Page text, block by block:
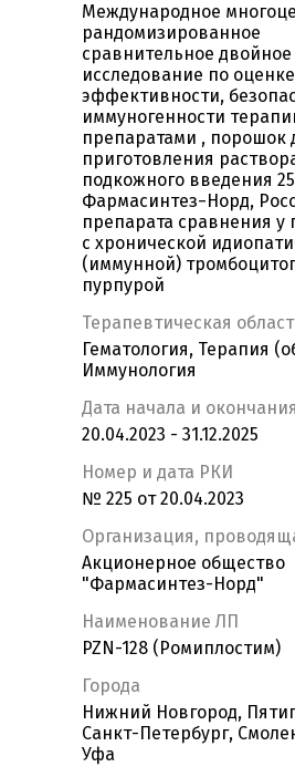
Международное
рандомизированное
сравнительное двойное
исследование по оценке
эффективности,
иммуногенности
препаратами , порошок
приготовления
подкожного введения
Фармасинтез−Норд,
препарата сравнения у
с хронической
(иммунной)
пурпурой
Терапевтическая
Гематология, Терапия
Иммунология
Дата начала и
20.04.2023 - 31.12.2025
Номер и дата РКИ
№ 225 от 20.04.2023
Организация,
Акционерное общество
"Фармасинтез-Норд"
Наименование ЛП
PZN-128 (Ромиплостим)
Города
Нижний Новгород,
Санкт-Петербург,
Уфа